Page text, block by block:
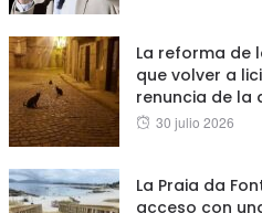
La reforma de
que volver a
renuncia de la
Posted
30 julio 2026
La Praia da
acceso con